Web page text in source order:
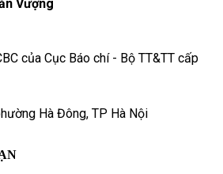
Vượng
của Cục Báo chí - Bộ TT&TT cấp
Hà Đông, TP Hà Nội